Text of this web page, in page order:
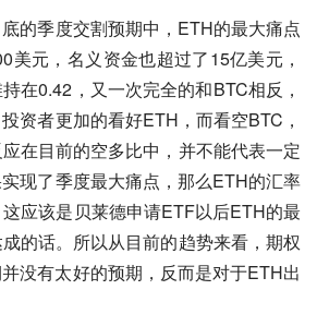
的季度交割预期中，ETH的最大痛点
美元，名义资金也超过了15亿美元，
在0.42，又一次完全的和BTC相反，
资者更加的看好ETH，而看空BTC，
在目前的空多比中，并不能代表一定
现了季度最大痛点，那么ETH的汇率
应该是贝莱德申请ETF以后ETH的最
的话。所以从目前的趋势来看，期权
没有太好的预期，反而是对于ETH出